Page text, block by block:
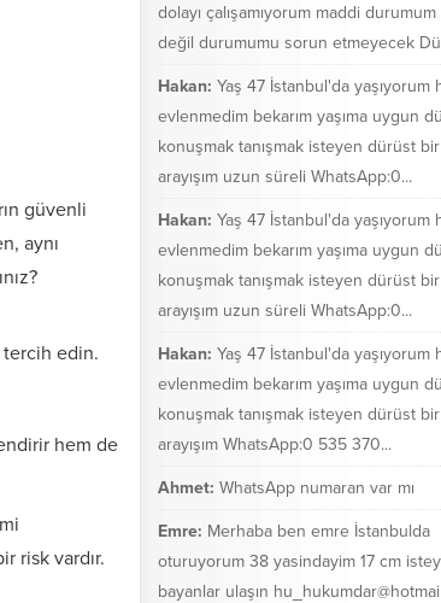
güvenli
aynı
tercih edin.
hem de
risk vardır.
dolayı çalışamıyorum maddi
değil durumumu sorun etmeyecek
Hakan: Yaş 47 İstanbul'da yaşıyorum
evlenmedim bekarım yaşıma uygun
konuşmak tanışmak isteyen dürüst
arayışım uzun süreli WhatsApp:0...
Hakan: Yaş 47 İstanbul'da yaşıyorum
evlenmedim bekarım yaşıma uygun
konuşmak tanışmak isteyen dürüst
arayışım uzun süreli WhatsApp:0...
Hakan: Yaş 47 İstanbul'da yaşıyorum
evlenmedim bekarım yaşıma uygun
konuşmak tanışmak isteyen dürüst
arayışım WhatsApp:0 535 370...
Ahmet: WhatsApp numaran var mı
Emre: Merhaba ben emre İstanbulda
oturuyorum 38 yasindayim 17 cm
bayanlar ulaşın